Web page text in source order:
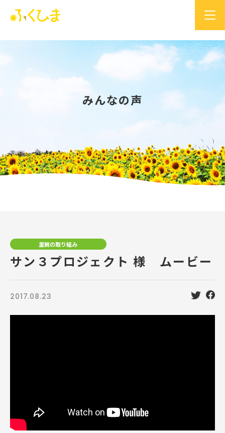
みんなの声
里親の取り組み
サン３プロジェクト 様 ムービー
2017.08.23